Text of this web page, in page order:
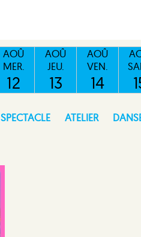
AOÛ
MER.
12
AOÛ
JEU.
13
AOÛ
VEN.
14
SPECTACLE ATELIER